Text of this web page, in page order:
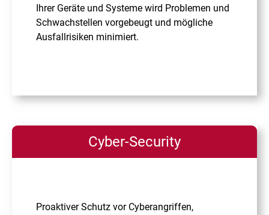
Ihrer Geräte und Systeme wird Problemen und
Schwachstellen vorgebeugt und mögliche
Ausfallrisiken minimiert.
Cyber-Security
Proaktiver Schutz vor Cyberangriffen,